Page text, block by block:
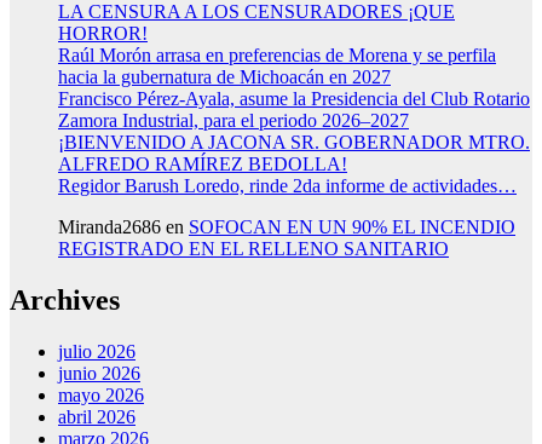
LA CENSURA A LOS CENSURADORES ¡QUE
HORROR!
Raúl Morón arrasa en preferencias de Morena y se perfila
hacia la gubernatura de Michoacán en 2027
Francisco Pérez-Ayala, asume la Presidencia del Club Rotario
Zamora Industrial, para el periodo 2026–2027
¡BIENVENIDO A JACONA SR. GOBERNADOR MTRO.
ALFREDO RAMÍREZ BEDOLLA!
Regidor Barush Loredo, rinde 2da informe de actividades…
Miranda2686 en SOFOCAN EN UN 90% EL INCENDIO
REGISTRADO EN EL RELLENO SANITARIO
Archives
julio 2026
junio 2026
mayo 2026
abril 2026
marzo 2026